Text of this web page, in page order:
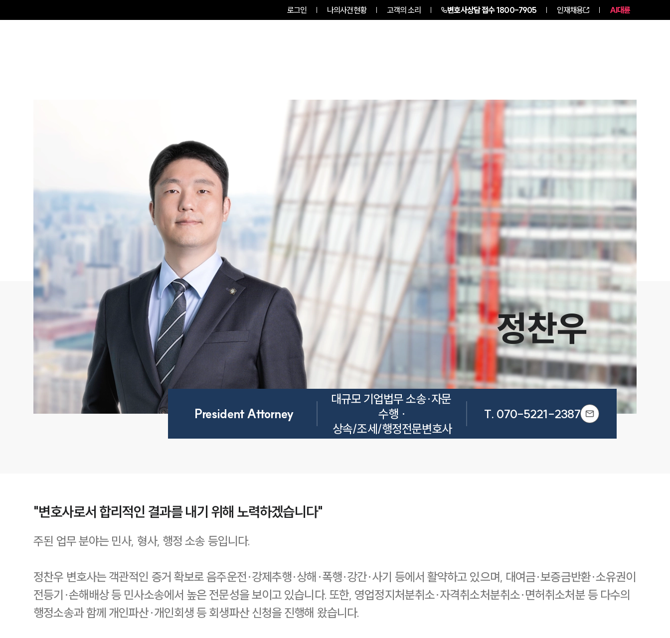
로그인 나의사건현황 고객의 소리 변호사상담 접수1800-7905 인재채용 AI대륜
정찬우
President Attorney
대규모 기업법무 소송·자문
수행 ·
상속/조세/행정전문변호사
T. 070-5221-2387
"변호사로서 합리적인 결과를 내기 위해 노력하겠습니다"
주된 업무 분야는 민사, 형사, 행정 소송 등입니다.
정찬우 변호사는 객관적인 증거 확보로 음주운전·강제추행·상해·폭행·강간·사기 등에서 활약하고 있으며, 대여금·보증금반환·소유권이
전등기·손해배상 등 민사소송에서 높은 전문성을 보이고 있습니다. 또한, 영업정지처분취소·자격취소처분취소·면허취소처분 등 다수의
행정소송과 함께 개인파산·개인회생 등 회생파산 신청을 진행해 왔습니다.